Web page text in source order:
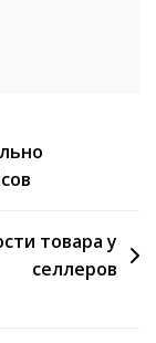
товара у
селлеров